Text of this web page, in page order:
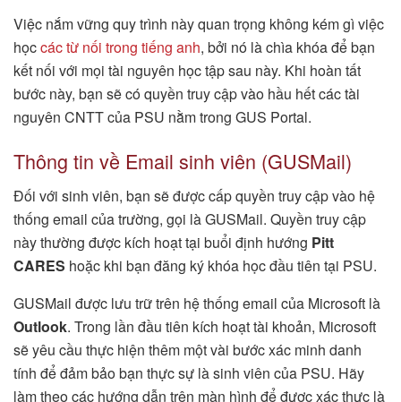
Việc nắm vững quy trình này quan trọng không kém gì việc
họccác từ nối trong tiếng anh, bởi nó là chìa khóa để bạn
kết nối với mọi tài nguyên học tập sau này. Khi hoàn tất
bước này, bạn sẽ có quyền truy cập vào hầu hết các tài
nguyên CNTT của PSU nằm trong GUS Portal.
Thông tin về Email sinh viên (GUSMail)
Đối với sinh viên, bạn sẽ được cấp quyền truy cập vào hệ
thống email của trường, gọi là GUSMail. Quyền truy cập
này thường được kích hoạt tại buổi định hướng Pitt
CARES hoặc khi bạn đăng ký khóa học đầu tiên tại PSU.
GUSMail được lưu trữ trên hệ thống email của Microsoft là
Outlook. Trong lần đầu tiên kích hoạt tài khoản, Microsoft
sẽ yêu cầu thực hiện thêm một vài bước xác minh danh
tính để đảm bảo bạn thực sự là sinh viên của PSU. Hãy
làm theo các hướng dẫn trên màn hình để được xác thực là